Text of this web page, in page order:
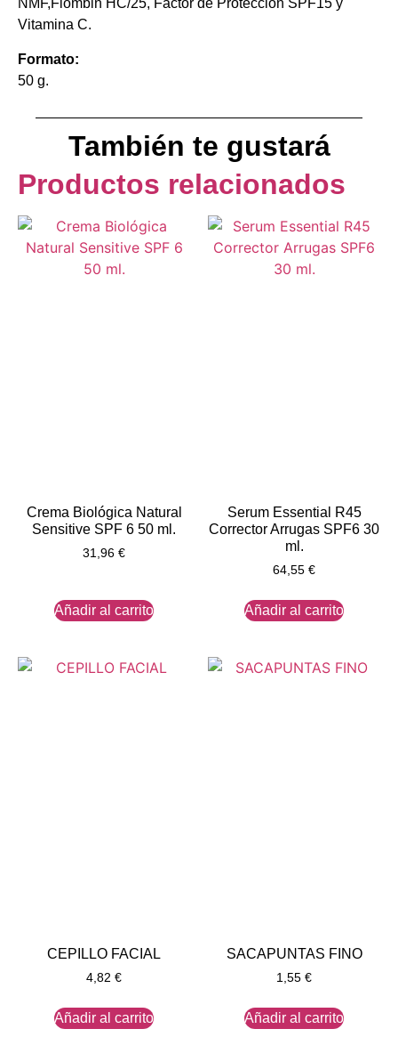
NMF,Flombin HC/25, Factor de Protección SPF15 y
Vitamina C.
Formato:
50 g.
También te gustará
Productos relacionados
Crema Biológica Natural
Sensitive SPF 6 50 ml.
31,96 €
Añadir al carrito
Serum Essential R45
Corrector Arrugas SPF6 30
ml.
64,55 €
Añadir al carrito
CEPILLO FACIAL
4,82 €
Añadir al carrito
SACAPUNTAS FINO
1,55 €
Añadir al carrito